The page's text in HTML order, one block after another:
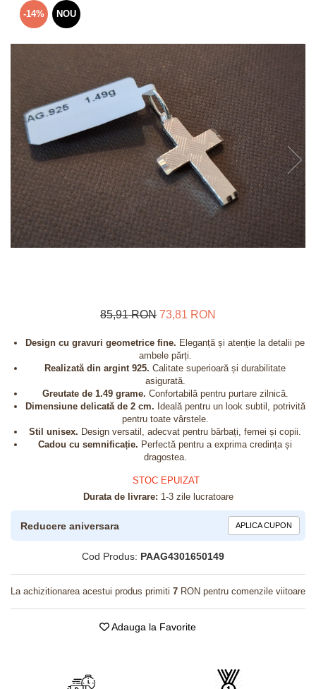
Bijuterii pentru barbati
Inele
Bratari
Verighete
Bijuterii din argint placate cu aur
24K
-14% NOU
85,91 RON 73,81 RON
Design cu gravuri geometrice fine. Eleganță și atenție la detalii pe
ambele părți.
Realizată din argint 925. Calitate superioară și durabilitate
asigurată.
Greutate de 1.49 grame. Confortabilă pentru purtare zilnică.
Dimensiune delicată de 2 cm. Ideală pentru un look subtil, potrivită
pentru toate vârstele.
Stil unisex. Design versatil, adecvat pentru bărbați, femei și copii.
Cadou cu semnificație. Perfectă pentru a exprima credința și
dragostea.
STOC EPUIZAT
Durata de livrare: 1-3 zile lucratoare
Reducere aniversara APLICA CUPON
Cod Produs: PAAG4301650149
La achizitionarea acestui produs primiti 7 RON pentru comenzile viitoare
Adauga la Favorite